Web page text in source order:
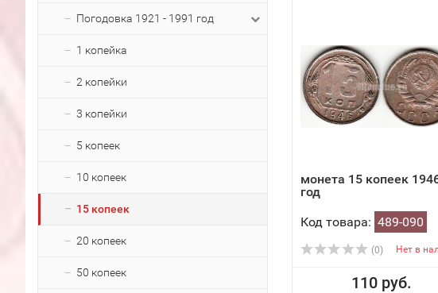
Погодовка 1921 - 1991 год
1 копейка
2 копейки
3 копейки
5 копеек
10 копеек
15 копеек
20 копеек
50 копеек
монета 15 копеек
год
Код товара: 489-090
(0) Нет в
110 руб.